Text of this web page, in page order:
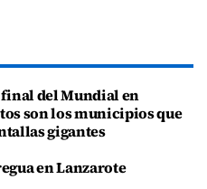
final del Mundial en
son los municipios que
gigantes
en Lanzarote